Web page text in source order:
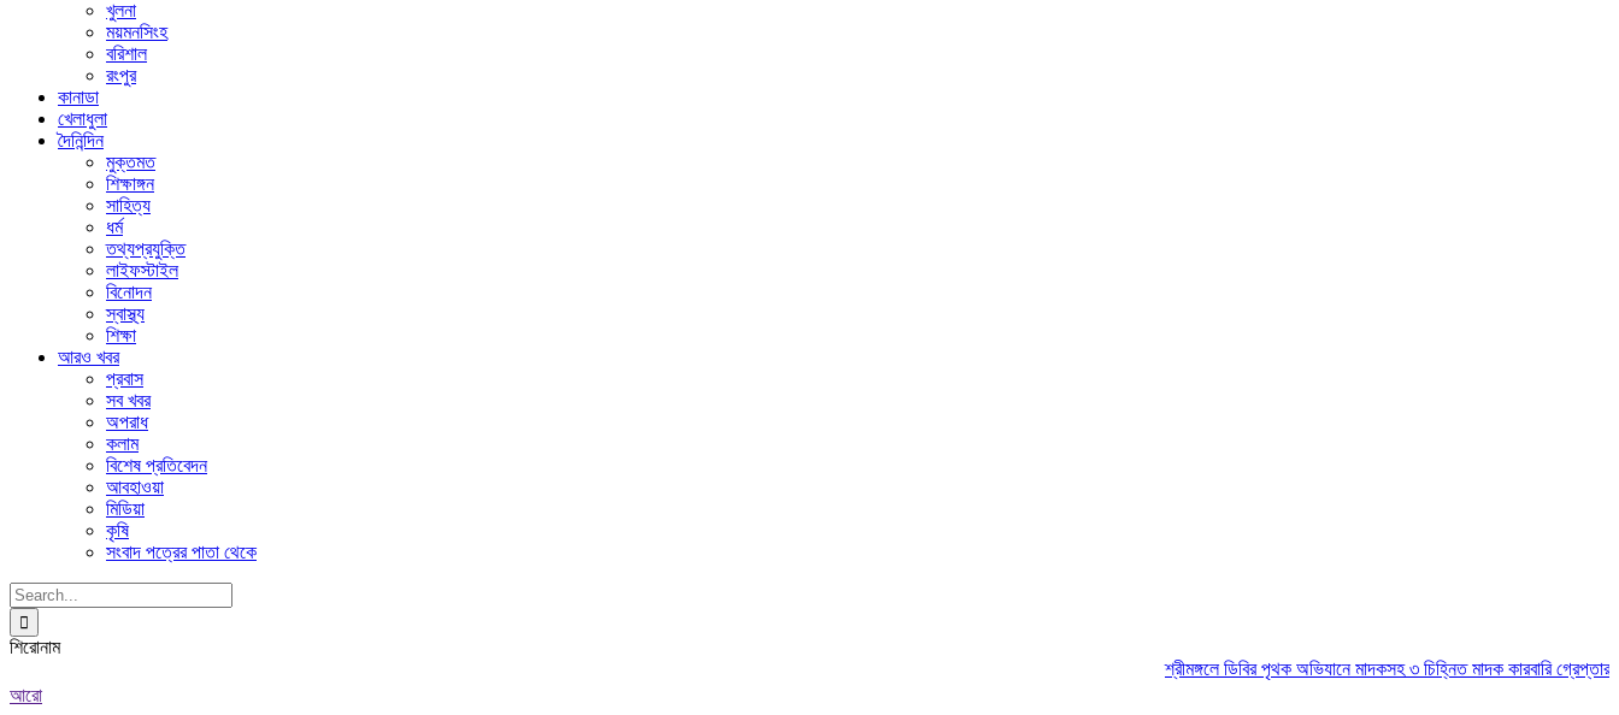
খুলনা
ময়মনসিংহ
বরিশাল
রংপুর
কানাডা
খেলাধুলা
দৈনিন্দিন
মুক্তমত
শিক্ষাঙ্গন
সাহিত্য
ধর্ম
তথ্যপ্রযুক্তি
লাইফস্টাইল
বিনোদন
স্বাস্থ্য
শিক্ষা
আরও খবর
প্রবাস
সব খবর
অপরাধ
কলাম
বিশেষ প্রতিবেদন
আবহাওয়া
মিডিয়া
কৃষি
সংবাদ পত্রের পাতা থেকে
Search
for:
শিরোনাম
শ্রীমঙ্গলে ডিবির পৃথক অভিযানে মাদকসহ ৩ চিহ্নিত মাদক কারবারি গ্রেপ্তার
আরো